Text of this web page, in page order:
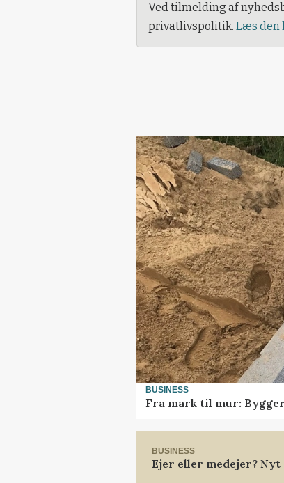
Ved tilmelding af
privatlivspolitik. Læs den
BUSINESS
Fra mark til mur:
BUSINESS
Ejer eller medejer?